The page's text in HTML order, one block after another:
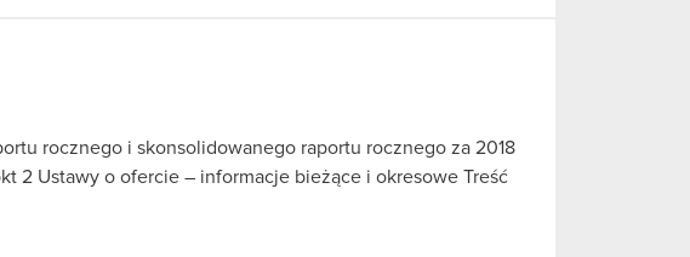
rocznego i skonsolidowanego raportu rocznego za 2018
2 Ustawy o ofercie – informacje bieżące i okresowe Treść